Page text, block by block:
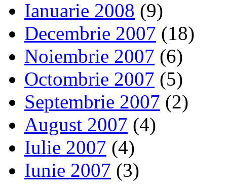
Ianuarie 2008 (9)
Decembrie 2007 (18)
Noiembrie 2007 (6)
Octombrie 2007 (5)
Septembrie 2007 (2)
August 2007 (4)
Iulie 2007 (4)
Iunie 2007 (3)